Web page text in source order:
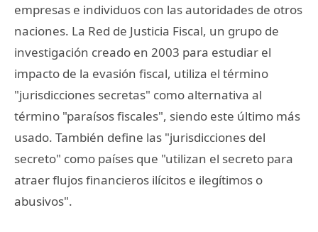
empresas e individuos con las autoridades de otros
naciones. La Red de Justicia Fiscal, un grupo de
investigación creado en 2003 para estudiar el
impacto de la evasión fiscal, utiliza el término
"jurisdicciones secretas" como alternativa al
término "paraísos fiscales", siendo este último más
usado. También define las "jurisdicciones del
secreto" como países que "utilizan el secreto para
atraer flujos financieros ilícitos e ilegítimos o
abusivos".